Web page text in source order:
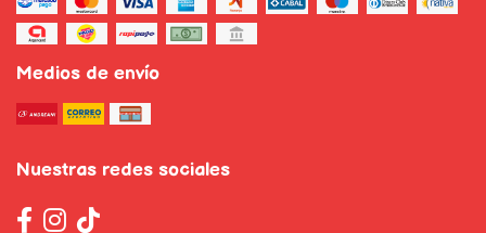
Medios de envío
Nuestras redes sociales